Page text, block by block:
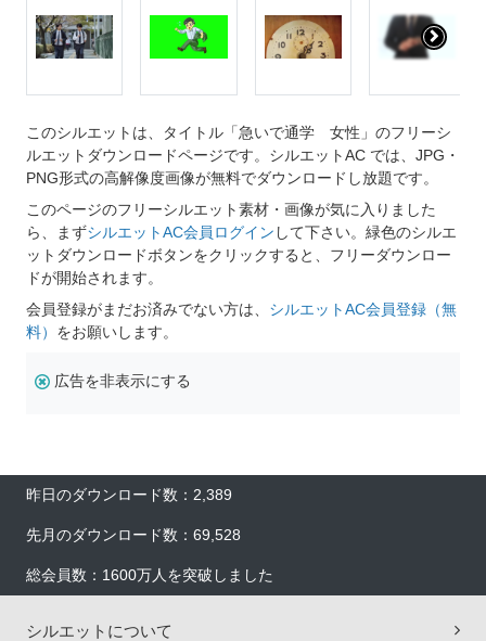
このシルエットは、タイトル「急いで通学 女性」のフリーシ
ルエットダウンロードページです。シルエットAC では、JPG・
PNG形式の高解像度画像が無料でダウンロードし放題です。
このページのフリーシルエット素材・画像が気に入りました
ら、まずシルエットAC会員ログイン して下さい。緑色のシルエ
ットダウンロードボタンをクリックすると、フリーダウンロー
ドが開始されます。
会員登録がまだお済みでない方は、 シルエットAC会員登録（無
料） をお願いします。
広告を非表示にする
昨日のダウンロード数：2,389
先月のダウンロード数：69,528
総会員数：1600万人を突破しました
シルエットについて